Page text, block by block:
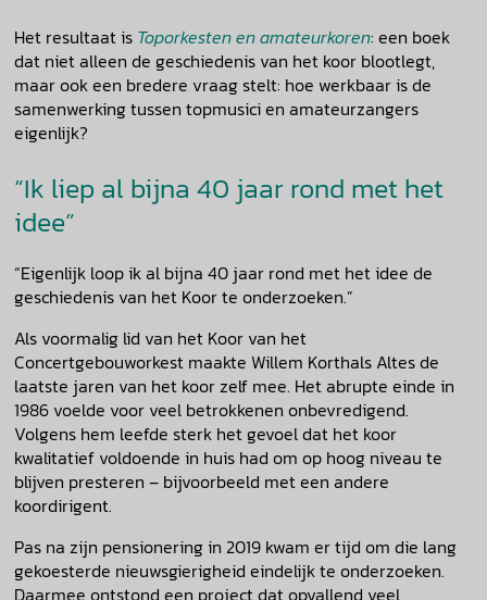
Het resultaat is Toporkesten en amateurkoren: een boek
dat niet alleen de geschiedenis van het koor blootlegt,
maar ook een bredere vraag stelt: hoe werkbaar is de
samenwerking tussen topmusici en amateurzangers
eigenlijk?
“Ik liep al bijna 40 jaar rond met het
idee”
“Eigenlijk loop ik al bijna 40 jaar rond met het idee de
geschiedenis van het Koor te onderzoeken.”
Als voormalig lid van het Koor van het
Concertgebouworkest maakte Willem Korthals Altes de
laatste jaren van het koor zelf mee. Het abrupte einde in
1986 voelde voor veel betrokkenen onbevredigend.
Volgens hem leefde sterk het gevoel dat het koor
kwalitatief voldoende in huis had om op hoog niveau te
blijven presteren – bijvoorbeeld met een andere
koordirigent.
Pas na zijn pensionering in 2019 kwam er tijd om die lang
gekoesterde nieuwsgierigheid eindelijk te onderzoeken.